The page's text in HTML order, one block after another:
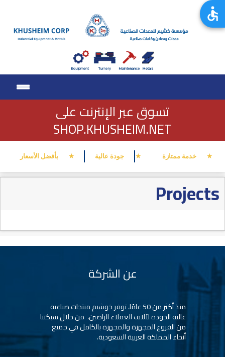
تسوق عبر الإنترنت على
SHOP.KHUSHEIM.NET
★ خدمة ممتازة ★ جودة عالية ★ بأفضل الأسعار
Projects
عن الشركة
منذ أكثر من 50 عامًا، توفر خوشيم منتجات صناعية
عالية الجودة لآلاف العملاء الراضين، من خلال شبكتنا
من الفروع المجهزة والمجهزة بالكامل في جميع
أنحاء المملكة العربية السعودية.